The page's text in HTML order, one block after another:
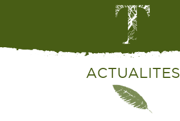
ACTUALITES